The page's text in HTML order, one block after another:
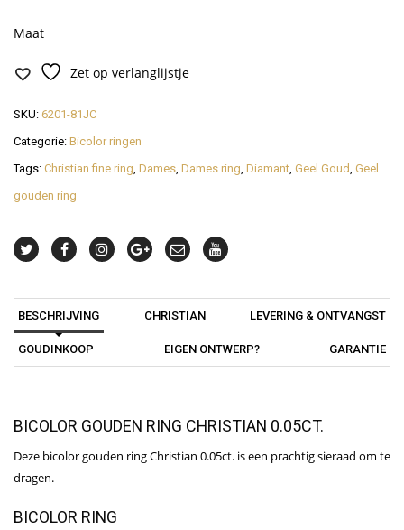
Maat
Zet op verlanglijstje
SKU: 6201-81JC
Categorie: Bicolor ringen
Tags: Christian fine ring Dames Dames ring Diamant Geel Goud Geel
gouden ring
BESCHRIJVING CHRISTIAN LEVERING & ONTVANGST
GOUDINKOOP EIGEN ONTWERP? GARANTIE
BICOLOR GOUDEN RING CHRISTIAN 0.05CT.
Deze bicolor gouden ring Christian 0.05ct. is een prachtig sieraad om te
dragen.
BICOLOR RING